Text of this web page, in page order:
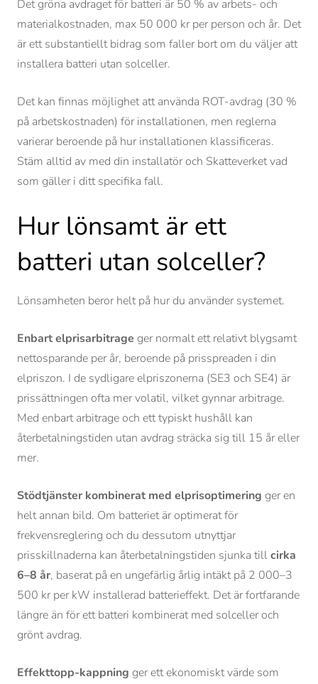
Det gröna avdraget för batteri är 50 % av arbets- och
materialkostnaden, max 50 000 kr per person och år. Det
är ett substantiellt bidrag som faller bort om du väljer att
installera batteri utan solceller.
Det kan finnas möjlighet att använda ROT-avdrag (30 %
på arbetskostnaden) för installationen, men reglerna
varierar beroende på hur installationen klassificeras.
Stäm alltid av med din installatör och Skatteverket vad
som gäller i ditt specifika fall.
Hur lönsamt är ett
batteri utan solceller?
Lönsamheten beror helt på hur du använder systemet.
Enbart elprisarbitrage ger normalt ett relativt blygsamt
nettosparande per år, beroende på prisspreaden i din
elpriszon. I de sydligare elpriszonerna (SE3 och SE4) är
prissättningen ofta mer volatil, vilket gynnar arbitrage.
Med enbart arbitrage och ett typiskt hushåll kan
återbetalningstiden utan avdrag sträcka sig till 15 år eller
mer.
Stödtjänster kombinerat med elprisoptimering ger en
helt annan bild. Om batteriet är optimerat för
frekvensreglering och du dessutom utnyttjar
prisskillnaderna kan återbetalningstiden sjunka tillcirka
6–8 år, baserat på en ungefärlig årlig intäkt på 2 000–3
500 kr per kW installerad batterieffekt. Det är fortfarande
längre än för ett batteri kombinerat med solceller och
grönt avdrag.
Effekttopp-kappning ger ett ekonomiskt värde som